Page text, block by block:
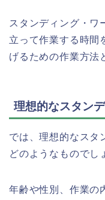
スタンディング・ワ
立って作業する時間
げるための作業方法
理想的なスタン
では、理想的なスタ
どのようなものでし
年齢や性別、作業の